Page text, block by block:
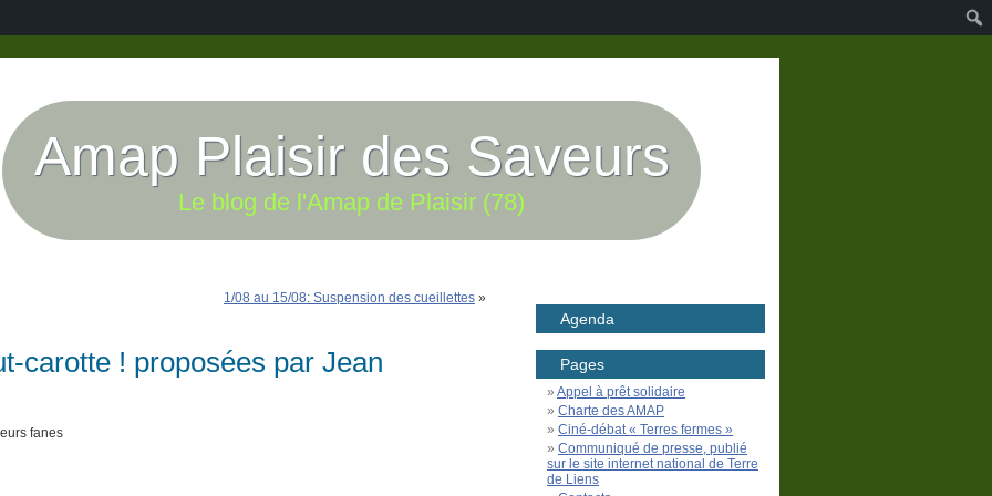
Amap Plaisir des Saveurs
Le blog de l'Amap de Plaisir (78)
1/08 au 15/08: Suspension des cueillettes »
carotte ! proposées par Jean
fanes
Agenda
Pages
Appel à prêt solidaire
Charte des AMAP
Ciné-débat « Terres fermes »
Communiqué de presse, publié
sur le site internet national de Terre
de Liens